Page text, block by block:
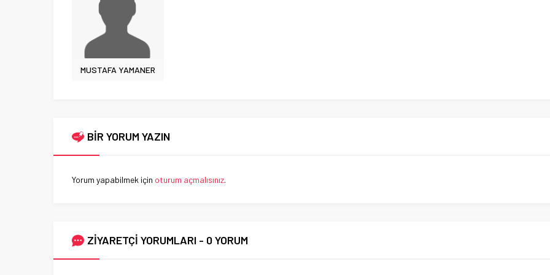
MUSTAFA YAMANER
BİR YORUM YAZIN
Yorum yapabilmek için oturum açmalısınız.
ZİYARETÇİ YORUMLARI - 0 YORUM